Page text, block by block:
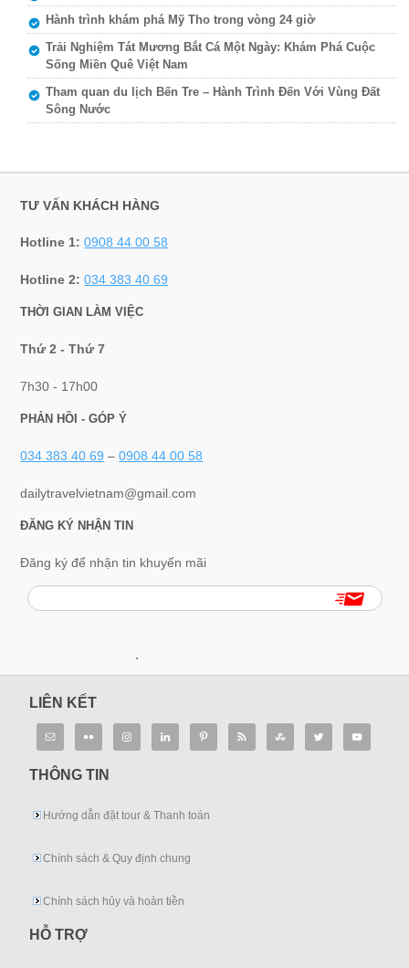
Hành trình khám phá Mỹ Tho trong vòng 24 giờ
Trải Nghiệm Tát Mương Bắt Cá Một Ngày: Khám Phá Cuộc
Sống Miền Quê Việt Nam
Tham quan du lịch Bến Tre – Hành Trình Đến Với Vùng Đất
Sông Nước
TƯ VẤN KHÁCH HÀNG
Hotline 1:0908 44 00 58
Hotline 2:034 383 40 69
THỜI GIAN LÀM VIỆC
Thứ 2 - Thứ 7
7h30 - 17h00
PHẢN HỒI - GÓP Ý
034 383 40 69 –0908 44 00 58
dailytravelvietnam@gmail.com
ĐĂNG KÝ NHẬN TIN
Đăng ký để nhận tin khuyến mãi
.
LIÊN KẾT
THÔNG TIN
Hướng dẫn đặt tour & Thanh toán
Chính sách & Quy định chung
Chính sách hủy và hoàn tiền
HỖ TRỢ